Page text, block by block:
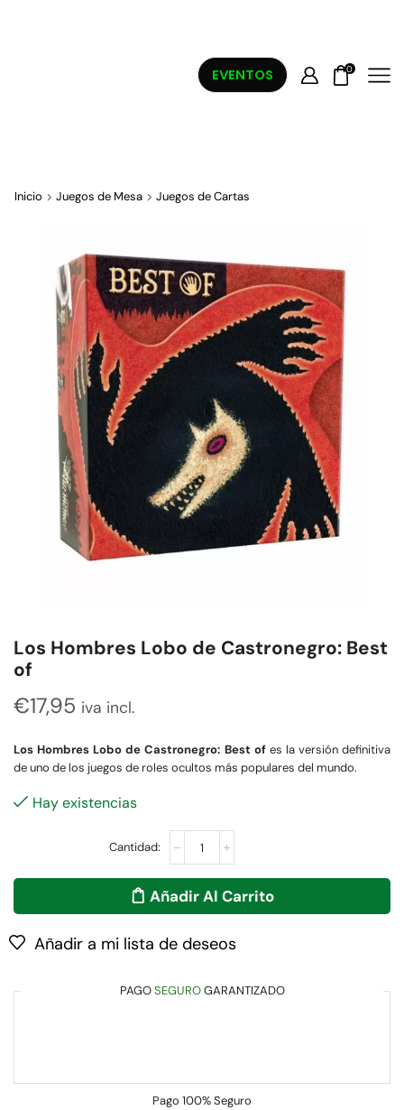
EVENTOS 0
Inicio Juegos de Mesa Juegos de Cartas
Los Hombres Lobo de Castronegro: Best
of
€17,95 iva incl.
Los Hombres Lobo de Castronegro: Best ofes la versión definitiva
de uno de los juegos de roles ocultos más populares del mundo.
Hay existencias
Añadir Al Carrito
Añadir a mi lista de deseos
PAGOSEGUROGARANTIZADO
Pago 100% Seguro